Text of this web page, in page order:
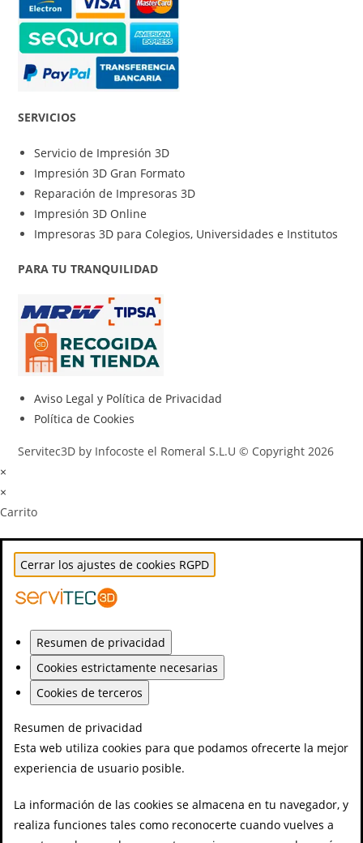
SERVICIOS
Servicio de Impresión 3D
Impresión 3D Gran Formato
Reparación de Impresoras 3D
Impresión 3D Online
Impresoras 3D para Colegios, Universidades e Institutos
PARA TU TRANQUILIDAD
Aviso Legal y Política de Privacidad
Política de Cookies
Servitec3D by Infocoste el Romeral S.L.U © Copyright 2026
×
×
Carrito
Cerrar los ajustes de cookies RGPD
Resumen de privacidad
Cookies estrictamente necesarias
Cookies de terceros
Resumen de privacidad
Esta web utiliza cookies para que podamos ofrecerte la mejor
experiencia de usuario posible.
La información de las cookies se almacena en tu navegador, y
realiza funciones tales como reconocerte cuando vuelves a